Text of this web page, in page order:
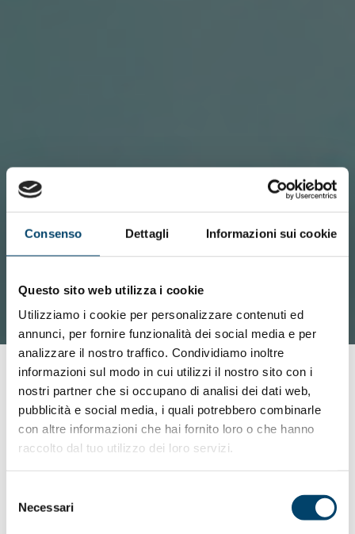
Consenso Dettagli Informazioni sui cookie
Questo sito web utilizza i cookie
Utilizziamo i cookie per personalizzare contenuti ed
annunci, per fornire funzionalità dei social media e per
analizzare il nostro traffico. Condividiamo inoltre
informazioni sul modo in cui utilizzi il nostro sito con i
nostri partner che si occupano di analisi dei dati web,
pubblicità e social media, i quali potrebbero combinarle
con altre informazioni che hai fornito loro o che hanno
raccolto dal tuo utilizzo dei loro servizi.
delNecessari